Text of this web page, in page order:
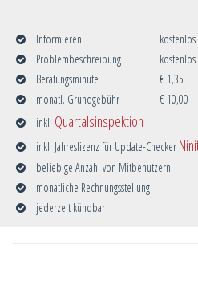
Informieren
kostenlos
Problembeschreibung
kostenlos
Beratungsminute
€ 1,35
monatl. Grundgebühr
€ 10,00
inkl. Quartalsinspektion
inkl. Jahreslizenz für Update-Checker
beliebige Anzahl von Mitbenutzern
monatliche Rechnungsstellung
jederzeit kündbar